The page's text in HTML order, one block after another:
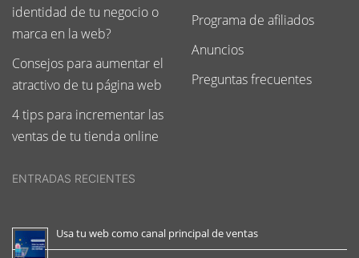
identidad de tu negocio o
marca en la web?
Consejos para aumentar el
atractivo de tu página web
4 tips para incrementar las
ventas de tu tienda online
Programa de afiliados
Anuncios
Preguntas frecuentes
ENTRADAS RECIENTES
Usa tu web como canal principal de ventas